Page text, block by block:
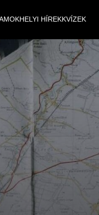
HELYI HÍREKKVÍZEK